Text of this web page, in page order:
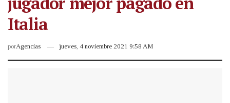
Italia
porAgencias jueves, 4 noviembre 2021 9:58 AM